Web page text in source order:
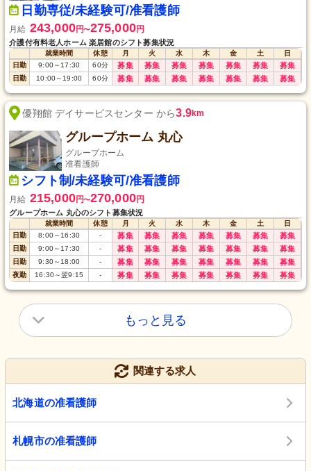
日勤専従/未経験可/准看護師
月給 243,000円〜275,000円
介護付有料老人ホーム 楽居館のシフト募集状況
就業時間 休憩 月 火 水 木 金 土
日
日勤
9:00～17:30 60分 募集 募集 募集 募集 募集 募集 募集
日勤 10:00～19:00 60分 募集 募集 募集 募集 募集 募集 募集
優翔館 デイサービスセンター から3.9km
グループホーム 丸心
グループホーム
准看護師
シフト制/未経験可/准看護師
月給 215,000円〜270,000円
グループホーム 丸心のシフト募集状況
就業時間 休憩 月 火 水 木 金 土
日
日勤
8:00～16:30 - 募集 募集 募集 募集 募集 募集 募集
日勤 9:00～17:30 - 募集 募集 募集 募集 募集 募集 募集
日勤 9:30～18:00 - 募集 募集 募集 募集 募集 募集 募集
夜勤 16:30～翌9:15 - 募集 募集 募集 募集 募集 募集 募集
もっと見る
関連する求人
北海道の准看護師
札幌市の准看護師